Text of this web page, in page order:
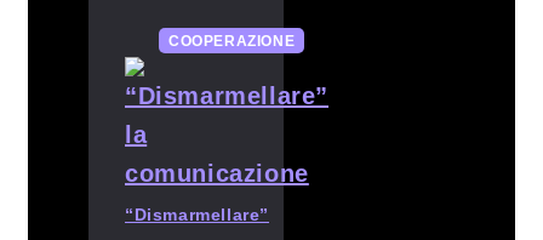
COOPERAZIONE
“Dismarmellare”